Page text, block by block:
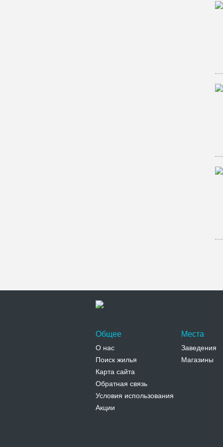
Общее
О нас
Поиск жилья
Карта сайта
Обратная связь
Условия использования
Акции
Места
Заведения
Магазины